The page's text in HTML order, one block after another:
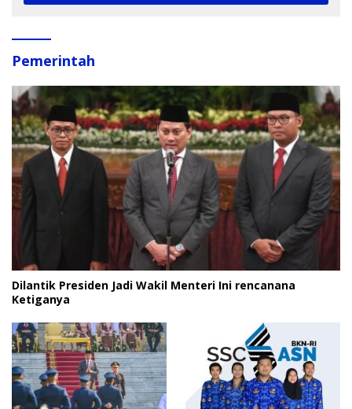
Pemerintah
Dilantik Presiden Jadi Wakil Menteri Ini rencanana
Ketiganya